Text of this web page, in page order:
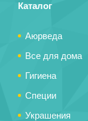
Каталог
Аюрведа
Все для дома
Гигиена
Специи
Украшения